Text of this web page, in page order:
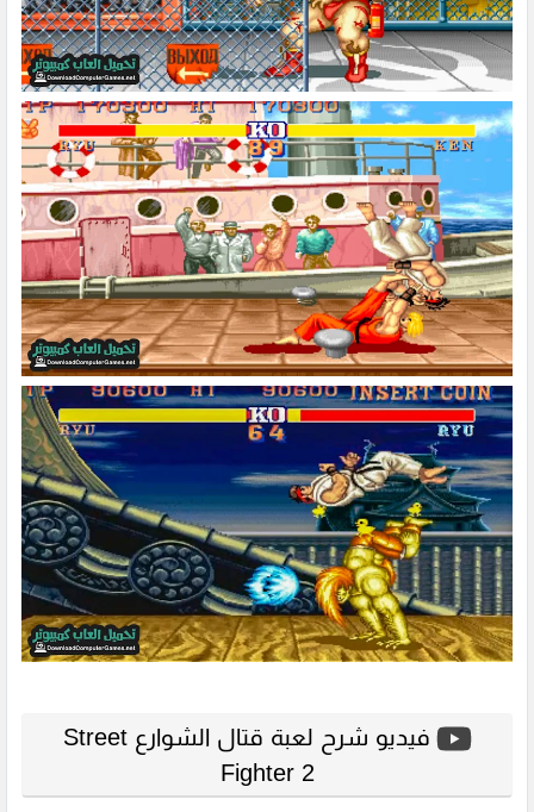
فيديو شرح لعبة قتال الشوارع Street
Fighter 2